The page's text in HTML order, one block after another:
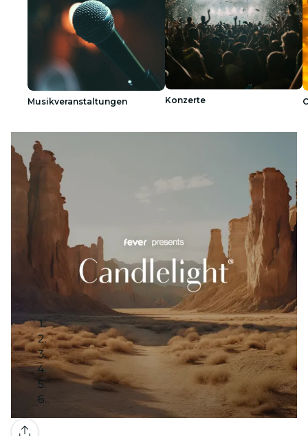
Musikveranstaltungen Konzerte
Galerie